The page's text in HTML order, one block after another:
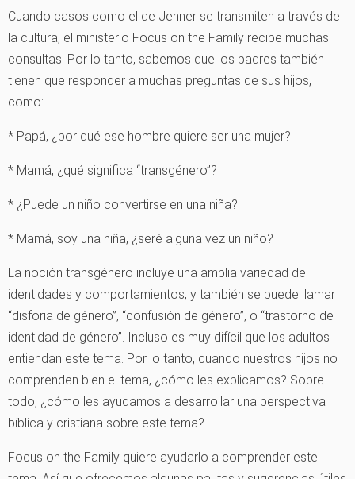
Cuando casos como el de Jenner se transmiten a través de
la cultura, el ministerio Focus on the Family recibe muchas
consultas. Por lo tanto, sabemos que los padres también
tienen que responder a muchas preguntas de sus hijos,
como:
* Papá, ¿por qué ese hombre quiere ser una mujer?
* Mamá, ¿qué significa “transgénero”?
* ¿Puede un niño convertirse en una niña?
* Mamá, soy una niña, ¿seré alguna vez un niño?
La noción transgénero incluye una amplia variedad de
identidades y comportamientos, y también se puede llamar
“disforia de género”, “confusión de género”, o “trastorno de
identidad de género”. Incluso es muy difícil que los adultos
entiendan este tema. Por lo tanto, cuando nuestros hijos no
comprenden bien el tema, ¿cómo les explicamos? Sobre
todo, ¿cómo les ayudamos a desarrollar una perspectiva
bíblica y cristiana sobre este tema?
Focus on the Family quiere ayudarlo a comprender este